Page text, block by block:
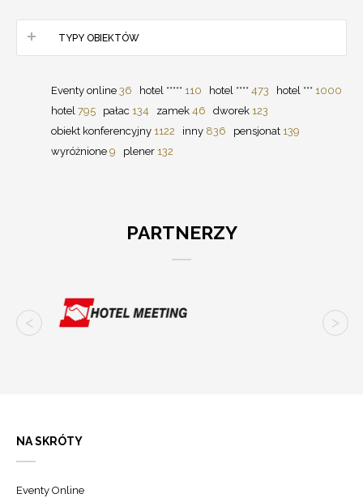
TYPY OBIEKTÓW
Eventy online 36 hotel ***** 110 hotel **** 473 hotel *** 1000
hotel 795 pałac 134 zamek 46 dworek 123
obiekt konferencyjny 1122 inny 836 pensjonat 139
wyróżnione 9 plener 132
PARTNERZY
NA SKRÓTY
Eventy Online